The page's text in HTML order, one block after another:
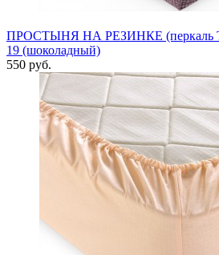
ПРОСТЫНЯ НА РЕЗИНКЕ (перкаль
19 (шоколадный)
550 руб.